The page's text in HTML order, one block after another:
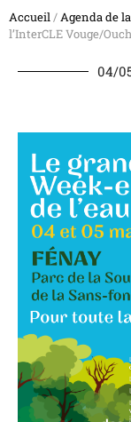
Accueil/Agenda de
l’InterCLE Vouge/
04/